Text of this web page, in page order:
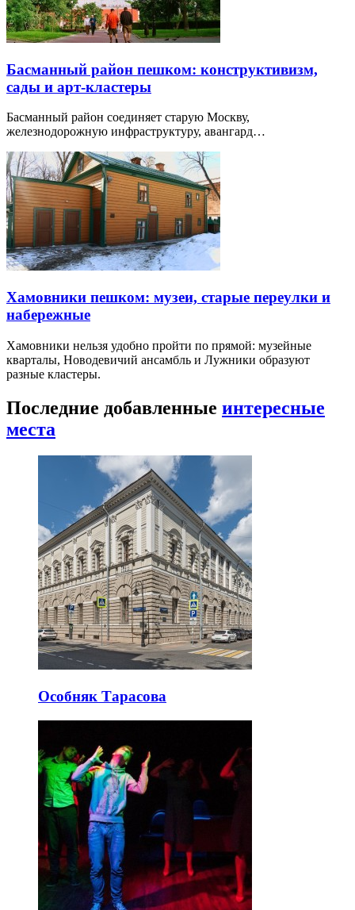
Басманный район пешком: конструктивизм,
сады и арт-кластеры
Басманный район соединяет старую Москву,
железнодорожную инфраструктуру, авангард…
Хамовники пешком: музеи, старые переулки и
набережные
Хамовники нельзя удобно пройти по прямой: музейные
кварталы, Новодевичий ансамбль и Лужники образуют
разные кластеры.
Последние добавленные интересные
места
Особняк Тарасова